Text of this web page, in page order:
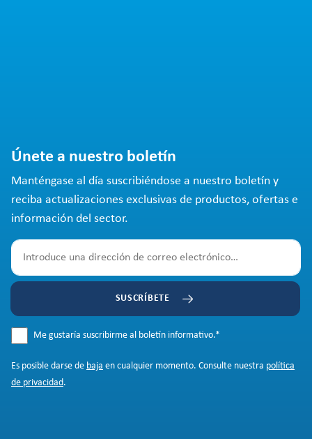
Únete a nuestro boletín
Manténgase al día suscribiéndose a nuestro boletín y
reciba actualizaciones exclusivas de productos, ofertas e
información del sector.
SUSCRÍBETE
Me gustaría suscribirme al boletín informativo.*
Es posible darse de baja en cualquier momento. Consulte nuestra política
de privacidad.